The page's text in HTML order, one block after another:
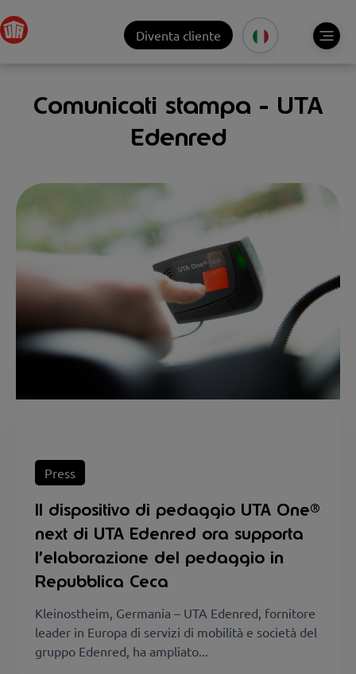
Diventa cliente
Comunicati stampa - UTA
Edenred
Press
Il dispositivo di pedaggio UTA One®
next di UTA Edenred ora supporta
l’elaborazione del pedaggio in
Repubblica Ceca
Kleinostheim, Germania – UTA Edenred, fornitore
leader in Europa di servizi di mobilità e società del
gruppo Edenred, ha ampliato...